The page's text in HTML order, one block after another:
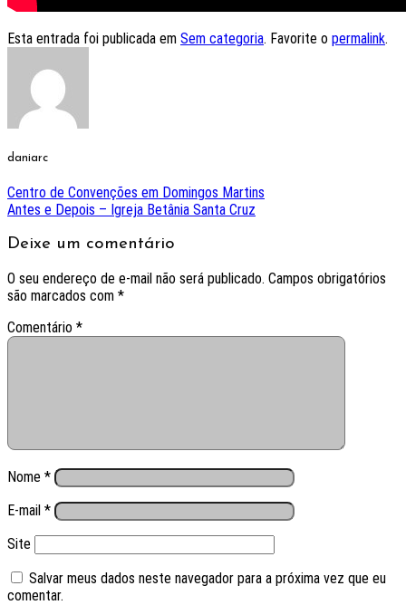
Esta entrada foi publicada em Sem categoria. Favorite o permalink.
daniarc
Centro de Convenções em Domingos Martins
Antes e Depois – Igreja Betânia Santa Cruz
Deixe um comentário
O seu endereço de e-mail não será publicado. Campos obrigatórios
são marcados com *
Comentário *
Nome *
E-mail *
Site
Salvar meus dados neste navegador para a próxima vez que eu
comentar.